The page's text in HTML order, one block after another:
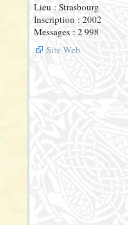
Lieu : Strasbourg
Inscription : 2002
Messages : 2 998
Site Web